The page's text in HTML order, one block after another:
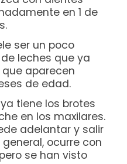
en 1 de
ser un poco
leches que ya
aparecen
de edad.
tiene los brotes
en los maxilares.
adelantar y salir
ocurre con
se han visto